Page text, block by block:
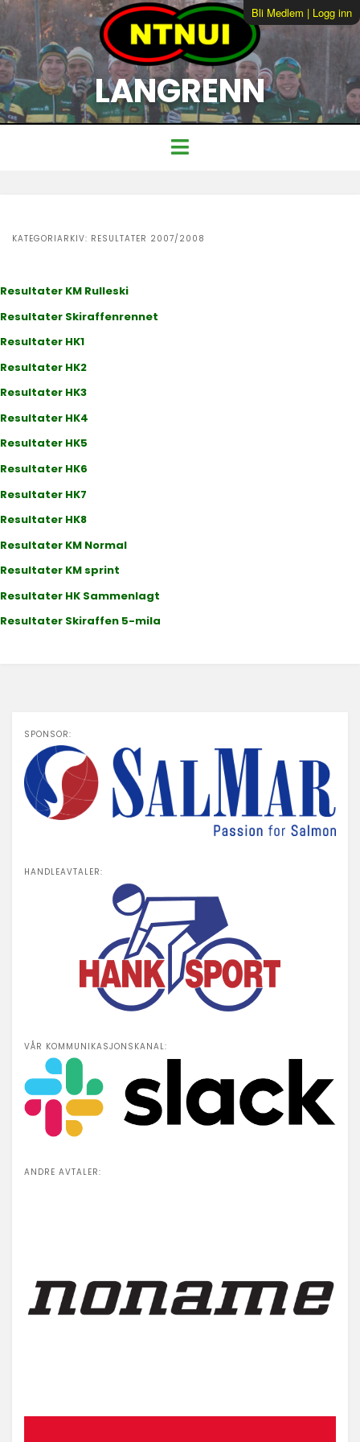
LANGRENN
Bli Medlem | Logg inn
KATEGORIARKIV: RESULTATER 2007/2008
Resultater KM Rulleski
Resultater Skiraffenrennet
Resultater HK1
Resultater HK2
Resultater HK3
Resultater HK4
Resultater HK5
Resultater HK6
Resultater HK7
Resultater HK8
Resultater KM Normal
Resultater KM sprint
Resultater HK Sammenlagt
Resultater Skiraffen 5-mila
SPONSOR:
HANDLEAVTALER:
VÅR KOMMUNIKASJONSKANAL:
ANDRE AVTALER: